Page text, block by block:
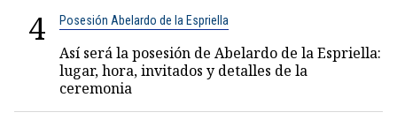
4 Posesión Abelardo de la Espriella
Así será la posesión de Abelardo de la Espriella:
lugar, hora, invitados y detalles de la
ceremonia